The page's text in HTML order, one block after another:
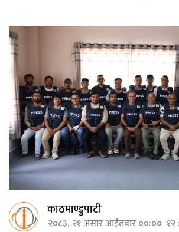
काठमाण्डुपाटी
२०८३, २१ असार आईतबार ००:००